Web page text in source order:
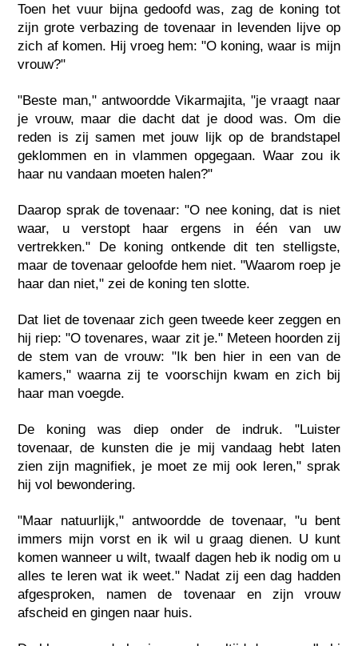
Toen het vuur bijna gedoofd was, zag de koning tot
zijn grote verbazing de tovenaar in levenden lijve op
zich af komen. Hij vroeg hem: "O koning, waar is mijn
vrouw?"
"Beste man," antwoordde Vikarmajita, "je vraagt naar
je vrouw, maar die dacht dat je dood was. Om die
reden is zij samen met jouw lijk op de brandstapel
geklommen en in vlammen opgegaan. Waar zou ik
haar nu vandaan moeten halen?"
Daarop sprak de tovenaar: "O nee koning, dat is niet
waar, u verstopt haar ergens in één van uw
vertrekken." De koning ontkende dit ten stelligste,
maar de tovenaar geloofde hem niet. "Waarom roep je
haar dan niet," zei de koning ten slotte.
Dat liet de tovenaar zich geen tweede keer zeggen en
hij riep: "O tovenares, waar zit je." Meteen hoorden zij
de stem van de vrouw: "Ik ben hier in een van de
kamers," waarna zij te voorschijn kwam en zich bij
haar man voegde.
De koning was diep onder de indruk. "Luister
tovenaar, de kunsten die je mij vandaag hebt laten
zien zijn magnifiek, je moet ze mij ook leren," sprak
hij vol bewondering.
"Maar natuurlijk," antwoordde de tovenaar, "u bent
immers mijn vorst en ik wil u graag dienen. U kunt
komen wanneer u wilt, twaalf dagen heb ik nodig om u
alles te leren wat ik weet." Nadat zij een dag hadden
afgesproken, namen de tovenaar en zijn vrouw
afscheid en gingen naar huis.